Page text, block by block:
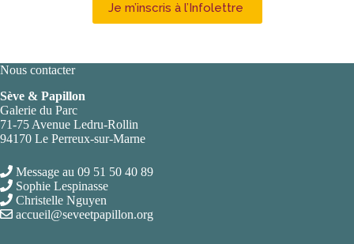
Je m’inscris à l’Infolettre
Nous contacter
Sève & Papillon
Galerie du Parc
71-75 Avenue Ledru-Rollin
94170 Le Perreux-sur-Marne
Message au 09 51 50 40 89
Sophie Lespinasse
Christelle Nguyen
accueil@seveetpapillon.org